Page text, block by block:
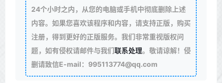
24个小时之内，从您的电脑或手机中彻底删除上述
内容。如果您喜欢该程序和内容，请支持正版，购买
注册，得到更好的正版服务。我们非常重视版权问
题，如有侵权请邮件与我们联系处理。敬请谅解！侵
删请致信E-mail：995113774@qq.com